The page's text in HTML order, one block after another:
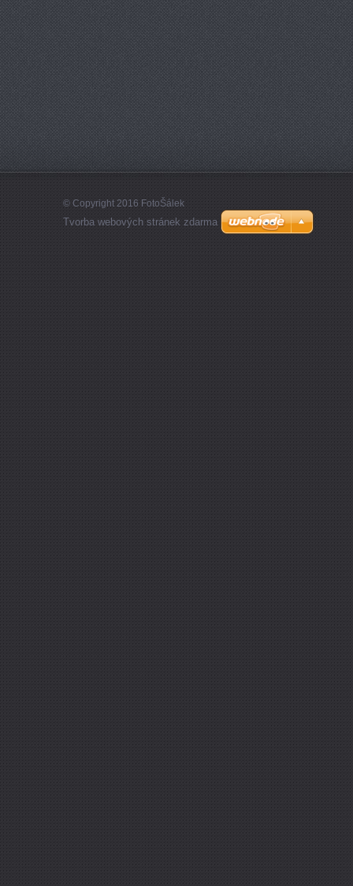
© Copyright 2016 FotoŠálek
Tvorba webových stránek zdarma